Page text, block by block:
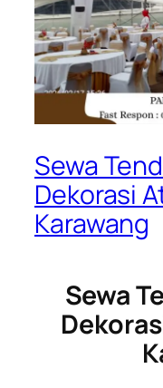
Sewa
Dekorasi
Karawang
Sewa